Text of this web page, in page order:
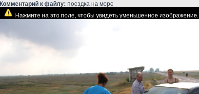
Комментарий к файлу: поездка на море
Нажмите на это поле, чтобы увидеть уменьшенное изображение.